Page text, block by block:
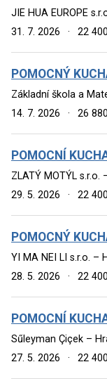
JIE HUA EUROPE
31. 7. 2026
· 22
POMOCNÝ
Základní škola a
14. 7. 2026
· 26
POMOCNÍ
ZLATÝ MOTÝL s.r.o.
29. 5. 2026
· 22
POMOCNÝ
YI MA NEI LI s.r.o. –
28. 5. 2026
· 22
POMOCNÍ
Sűleyman Çiçek –
27. 5. 2026
· 22